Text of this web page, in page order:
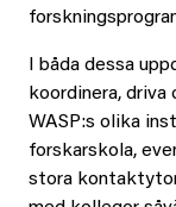
I båda dessa
koordinera,
WASP:s olika
forskarskola,
stora